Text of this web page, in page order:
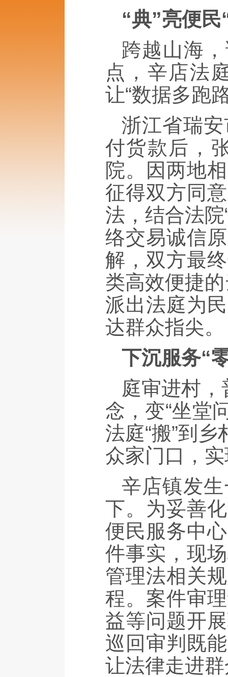
“典”亮便民
跨越山海
点，辛店法
让“数据多跑
浙江省瑞
付货款后，
院。因两地
征得双方同
法，结合法
络交易诚信
解，双方最
类高效便捷
派出法庭为
达群众指尖。
下沉服务“
庭审进村，
念，变“坐堂
法庭“搬”到
众家门口，
辛店镇发
下。为妥善
便民服务中
件事实，现
管理法相关
程。案件审
益等问题开
巡回审判既
让法律走进